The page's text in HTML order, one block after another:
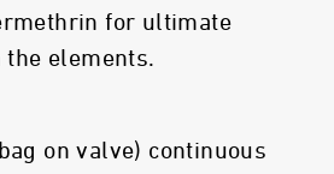
for ultimate
elements.
on valve) continuous